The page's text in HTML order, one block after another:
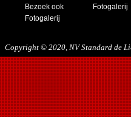
Bezoek ook
Fotogalerij
Fotogalerij
Copyright © 2020, NV Standard de